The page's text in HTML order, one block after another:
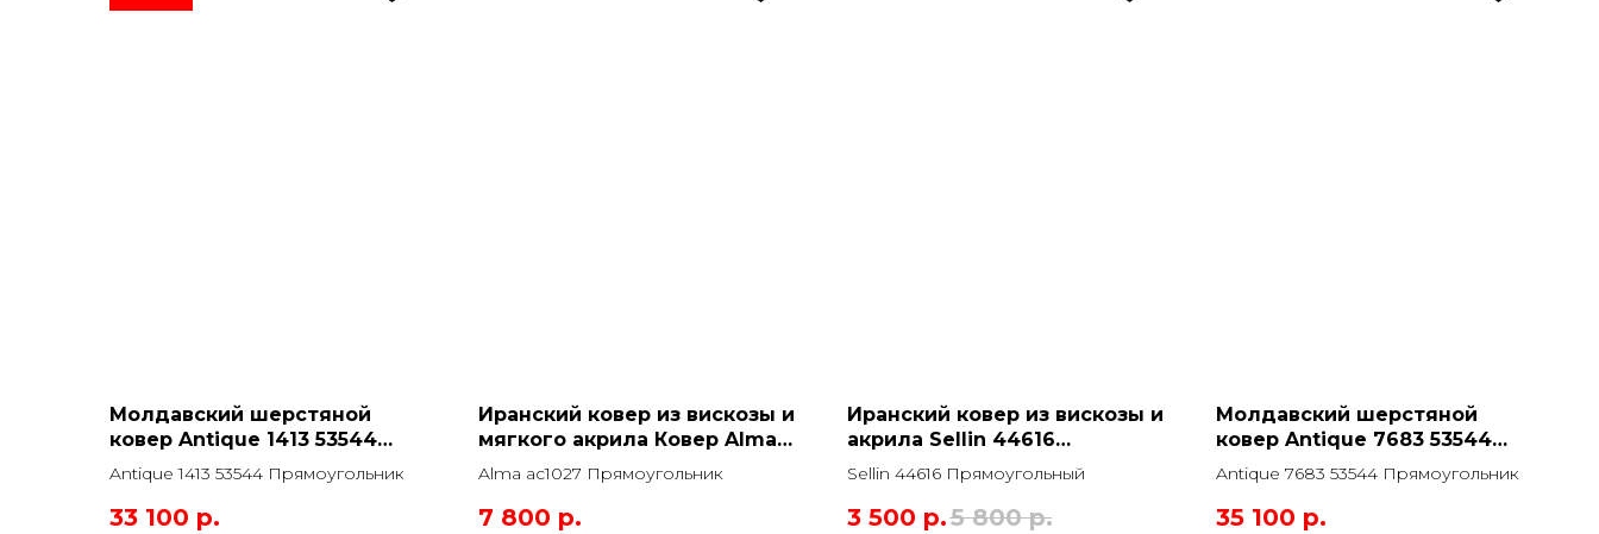
Молдавский шерстяной
ковер Antique 1413 53544
Прямоугольник
Antique 1413 53544 Прямоугольник
33 100 р.
Иранский ковер из вискозы и
мягкого акрила Ковер Alma
ac1027 Прямоугольник
Alma ac1027 Прямоугольник
7 800 р.
Иранский ковер из вискозы и
акрила Sellin 44616
Прямоугольный
Sellin 44616 Прямоугольный
3 500 р.5 800 р.
Молдавский шерстяной
ковер Antique 7683 53544
Прямоугольник
Antique 7683 53544 Прямоугольник
35 100 р.